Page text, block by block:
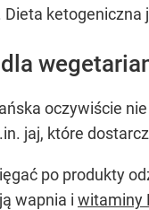
Dieta
oczywiście
jaj, które
po produkty
wapnia i witaminy